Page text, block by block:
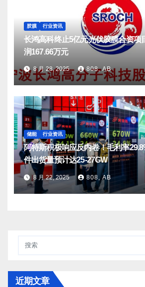
胶膜 行业资讯
长鸿高科终止5亿元光伏胶膜合资项
润167.66万元
8 月 28, 2025 808, AB
储能 行业资讯
阿特斯积极响应反内卷！毛利率
件出货量预计达25-27GW
8 月 22, 2025 808, AB
近期文章